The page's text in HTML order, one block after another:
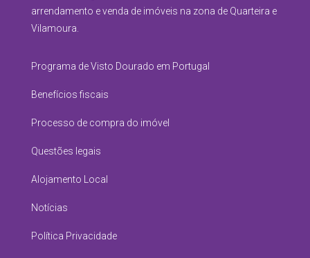
arrendamento e venda de imóveis na zona de Quarteira e
Vilamoura.
Programa de Visto Dourado em Portugal
Benefícios fiscais
Processo de compra do imóvel
Questões legais
Alojamento Local
Notícias
Política Privacidade